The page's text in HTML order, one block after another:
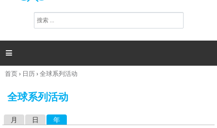
搜
索

你
这
首页› 日历›全球系列活动
全球系列活动
月 日 年